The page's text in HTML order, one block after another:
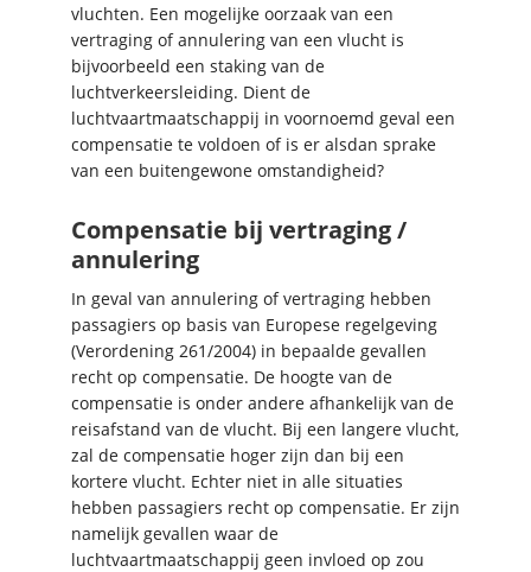
vluchten. Een mogelijke oorzaak van een
vertraging of annulering van een vlucht is
bijvoorbeeld een staking van de
luchtverkeersleiding. Dient de
luchtvaartmaatschappij in voornoemd geval een
compensatie te voldoen of is er alsdan sprake
van een buitengewone omstandigheid?
Compensatie bij vertraging /
annulering
In geval van annulering of vertraging hebben
passagiers op basis van Europese regelgeving
(Verordening 261/2004) in bepaalde gevallen
recht op compensatie. De hoogte van de
compensatie is onder andere afhankelijk van de
reisafstand van de vlucht. Bij een langere vlucht,
zal de compensatie hoger zijn dan bij een
kortere vlucht. Echter niet in alle situaties
hebben passagiers recht op compensatie. Er zijn
namelijk gevallen waar de
luchtvaartmaatschappij geen invloed op zou